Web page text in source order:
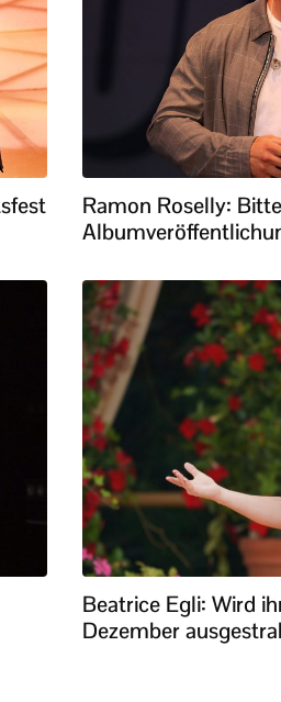
Ramon Roselly:
Beatrice Egli: Wird
Dezember